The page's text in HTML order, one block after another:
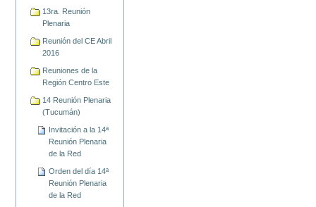
13ra. Reunión
Plenaria
Reunión del CE Abril
2016
Reuniones de la
Región Centro Este
14 Reunión Plenaria
(Tucumán)
Invitación a la 14ª
Reunión Plenaria
de la Red
Orden del día 14ª
Reunión Plenaria
de la Red